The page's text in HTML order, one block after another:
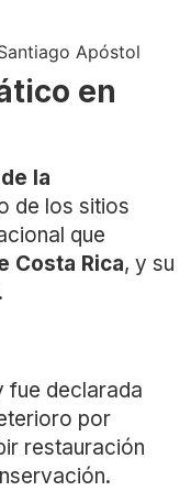
Apóstol
en
la
de los sitios
que
Costa Rica, y su
fue declarada
por
restauración